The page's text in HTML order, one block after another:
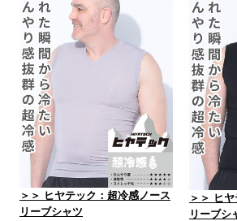
＞＞ ヒヤテック：超冷感ノース
リーブシャツ
＞＞ ヒ
リーブシ